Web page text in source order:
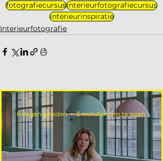
fotografiecursusinterieurfotografiecursus
interieurinspiratie
Interieurfotografie
6 dagen geleden 3 minuten om te lezen